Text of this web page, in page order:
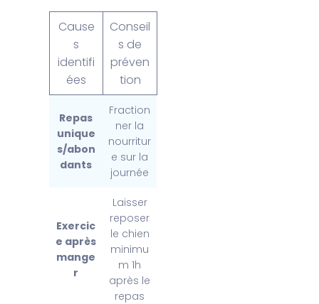
Cause
s
identifi
ées
Conseil
s de
préven
tion
Repas
unique
s/abon
dants
Fraction
ner la
nourritur
e sur la
journée
Exercic
e après
mange
r
Laisser
reposer
le chien
minimu
m 1h
après le
repas